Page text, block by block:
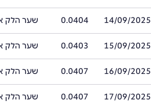
14/09/2025
0.0404 שער הלק אלבני
15/09/2025
0.0403 שער הלק אלבני
16/09/2025
0.0407 שער הלק אלבני
17/09/2025
0.0407 שער הלק אלבני